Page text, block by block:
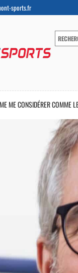
sports.fr
ME CONSIDÉRER COMME